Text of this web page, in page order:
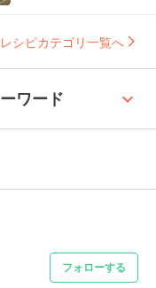
レシピカテゴリ一覧へ
ワード keyboard_arrow_up
フォローする